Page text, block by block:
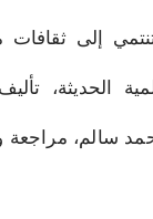
إلى ثقافات
الحديثة،
سالم، مراجعة